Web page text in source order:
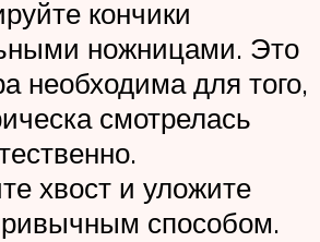
кончики
ножницами. Это
необходима для того,
смотрелась
хвост и уложите
способом.